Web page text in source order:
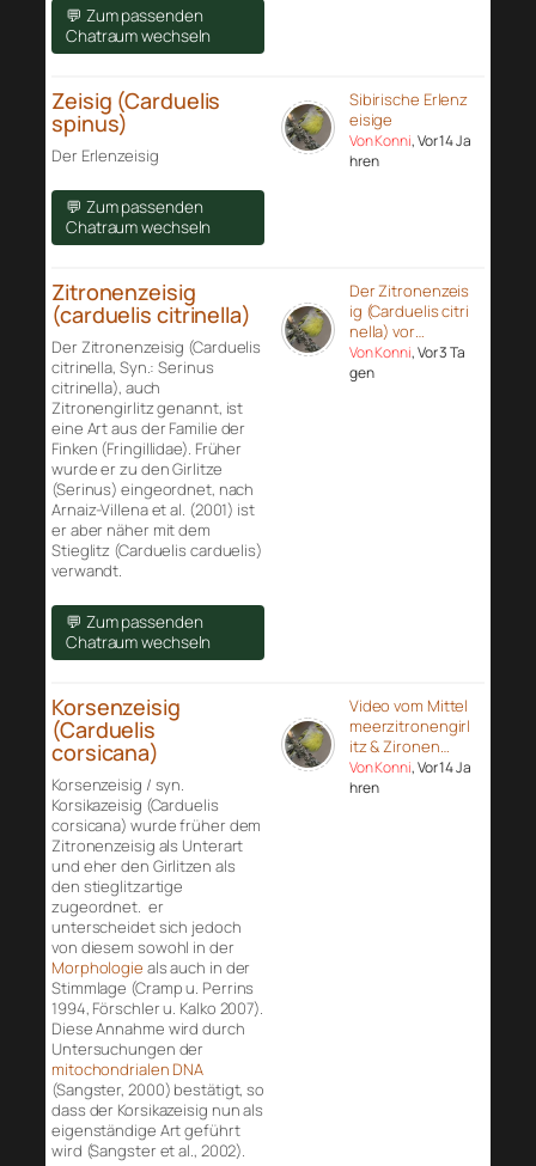
💬 Zum passenden
Chatraum wechseln
Zeisig (Carduelis
spinus)
Der Erlenzeisig
💬 Zum passenden
Chatraum wechseln
Sibirische Erlenz
eisige
Von Konni, Vor 14 Ja
hren
Zitronenzeisig
(carduelis citrinella)
Der Zitronenzeisig (Carduelis
citrinella, Syn.: Serinus
citrinella), auch
Zitronengirlitz genannt, ist
eine Art aus der Familie der
Finken (Fringillidae). Früher
wurde er zu den Girlitze
(Serinus) eingeordnet, nach
Arnaiz-Villena et al. (2001) ist
er aber näher mit dem
Stieglitz (Carduelis carduelis)
verwandt.
💬 Zum passenden
Chatraum wechseln
Der Zitronenzeis
ig (Carduelis citri
nella) vor…
Von Konni, Vor 3 Ta
gen
Korsenzeisig
(Carduelis
corsicana)
Korsenzeisig / syn.
Korsikazeisig (Carduelis
corsicana) wurde früher dem
Zitronenzeisig als Unterart
und eher den Girlitzen als
den stieglitzartige
zugeordnet. er
unterscheidet sich jedoch
von diesem sowohl in der
Morphologie als auch in der
Stimmlage (Cramp u. Perrins
1994, Förschler u. Kalko 2007).
Diese Annahme wird durch
Untersuchungen der
mitochondrialen DNA
(Sangster, 2000) bestätigt, so
dass der Korsikazeisig nun als
eigenständige Art geführt
wird (Sangster et al., 2002).
Video vom Mittel
meerzitronengirl
itz & Zironen…
Von Konni, Vor 14 Ja
hren